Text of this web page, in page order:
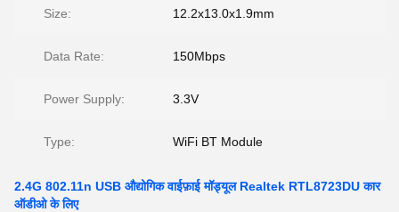
Size: 12.2x13.0x1.9mm
Data Rate: 150Mbps
Power Supply: 3.3V
Type: WiFi BT Module
2.4G 802.11n USB औद्योगिक वाईफ़ाई मॉड्यूल Realtek RTL8723DU कार
ऑडीओ के लिए